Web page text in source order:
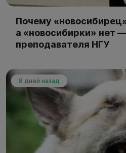
Почему
а «новосибирки» нет
преподавателя НГУ
8 дней назад